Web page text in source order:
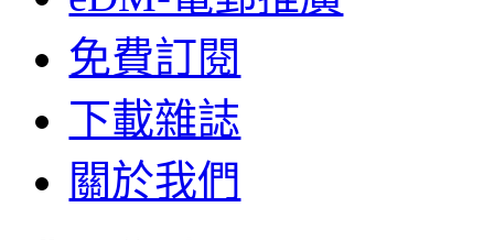
免費訂閱
下載雜誌
關於我們